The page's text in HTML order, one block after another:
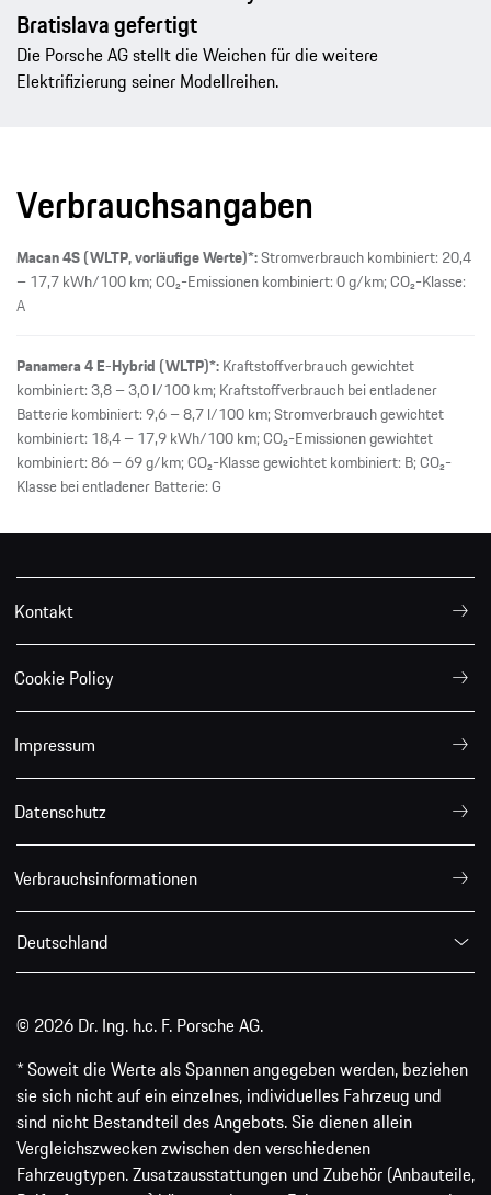
Bratislava gefertigt
Die Porsche AG stellt die Weichen für die weitere
Elektrifizierung seiner Modellreihen.
Verbrauchsangaben
Macan 4S (WLTP, vorläufige Werte)*:Stromverbrauch kombiniert: 20,4
– 17,7 kWh/100 km; CO₂-Emissionen kombiniert: 0 g/km; CO₂-Klasse:
A
Panamera 4 E-Hybrid (WLTP)*:Kraftstoffverbrauch gewichtet
kombiniert: 3,8 – 3,0 l/100 km; Kraftstoffverbrauch bei entladener
Batterie kombiniert: 9,6 – 8,7 l/100 km; Stromverbrauch gewichtet
kombiniert: 18,4 – 17,9 kWh/100 km; CO₂-Emissionen gewichtet
kombiniert: 86 – 69 g/km; CO₂-Klasse gewichtet kombiniert: B; CO₂-
Klasse bei entladener Batterie: G
Kontakt
Cookie Policy
Impressum
Datenschutz
Verbrauchsinformationen
Deutschland
© 2026 Dr. Ing. h.c. F. Porsche AG.
* Soweit die Werte als Spannen angegeben werden, beziehen
sie sich nicht auf ein einzelnes, individuelles Fahrzeug und
sind nicht Bestandteil des Angebots. Sie dienen allein
Vergleichszwecken zwischen den verschiedenen
Fahrzeugtypen. Zusatzausstattungen und Zubehör (Anbauteile,